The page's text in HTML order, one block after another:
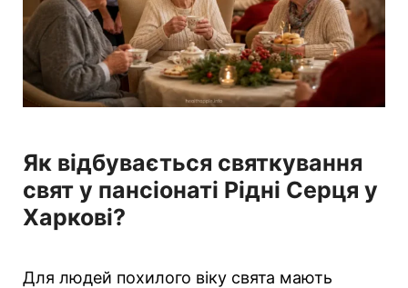
Як відбувається святкування
свят у пансіонаті Рідні Серця у
Харкові?
Для людей похилого віку свята мають